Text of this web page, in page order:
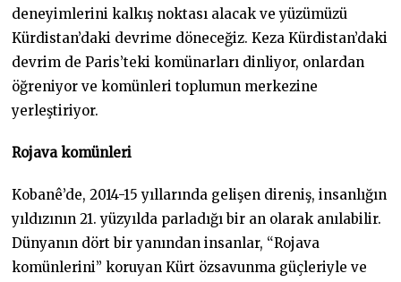
deneyimlerini kalkış noktası alacak ve yüzümüzü
Kürdistan’daki devrime döneceğiz. Keza Kürdistan’daki
devrim de Paris’teki komünarları dinliyor, onlardan
öğreniyor ve komünleri toplumun merkezine
yerleştiriyor.
Rojava komünleri
Kobanê’de, 2014-15 yıllarında gelişen direniş, insanlığın
yıldızının 21. yüzyılda parladığı bir an olarak anılabilir.
Dünyanın dört bir yanından insanlar, “Rojava
komünlerini” koruyan Kürt özsavunma güçleriyle ve